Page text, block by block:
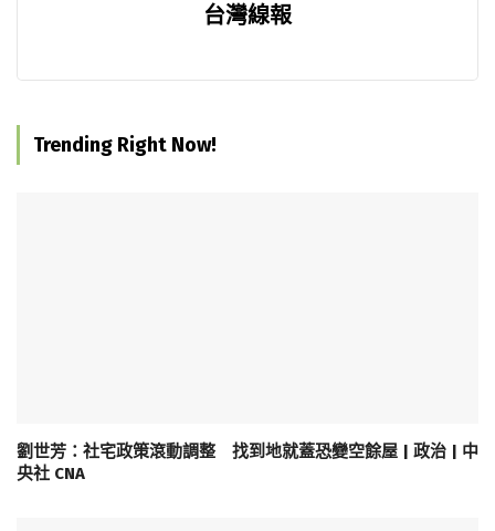
台灣線報
Trending Right Now!
劉世芳：社宅政策滾動調整 找到地就蓋恐變空餘屋 | 政治 | 中
央社 CNA